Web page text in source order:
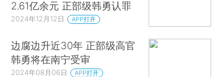
2.61亿余元 正部级韩勇认罪
2024年12月12日 APP打开
边腐边升近30年 正部级高官
韩勇将在南宁受审
2024年08月06日 APP打开